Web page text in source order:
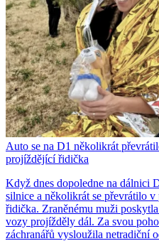
Auto se na D1 několikrát
projíždějící řidička
Když dnes dopoledne na dálnici
silnice a několikrát se převrátilo
řidička. Zraněnému muži
vozy projížděly dál. Za svou
záchranářů vysloužila netradiční